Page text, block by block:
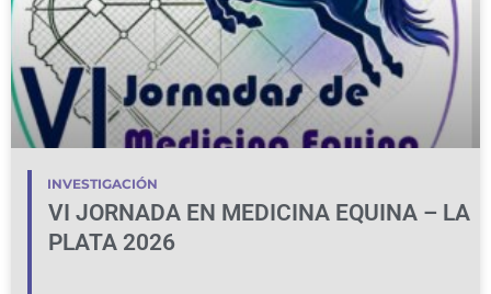
INVESTIGACIÓN
VI JORNADA EN MEDICINA EQUINA – LA
PLATA 2026